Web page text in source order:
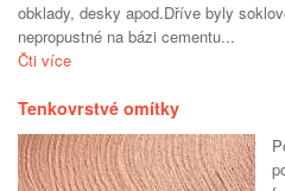
obklady, desky apod.Dříve byly
nepropustné na bázi cementu...
Čti více
Tenkovrstvé omítky